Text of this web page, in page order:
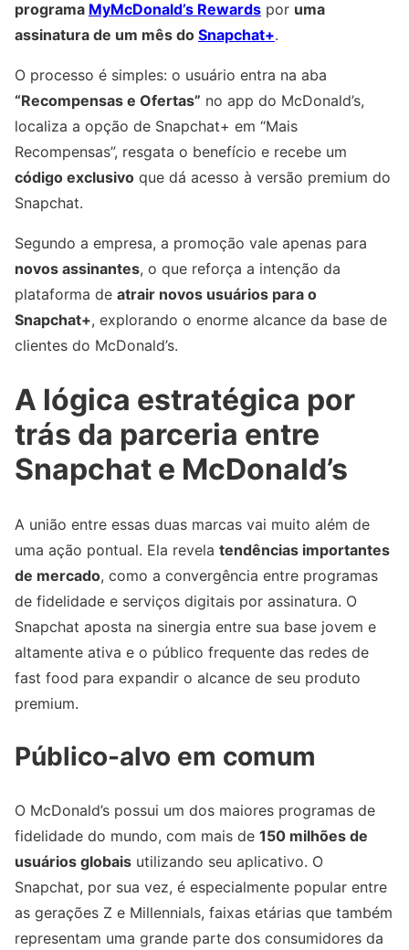
programa MyMcDonald’s Rewards por uma
assinatura de um mês do Snapchat+.
O processo é simples: o usuário entra na aba
“Recompensas e Ofertas” no app do McDonald’s,
localiza a opção de Snapchat+ em “Mais
Recompensas”, resgata o benefício e recebe um
código exclusivo que dá acesso à versão premium do
Snapchat.
Segundo a empresa, a promoção vale apenas para
novos assinantes, o que reforça a intenção da
plataforma de atrair novos usuários para o
Snapchat+, explorando o enorme alcance da base de
clientes do McDonald’s.
A lógica estratégica por
trás da parceria entre
Snapchat e McDonald’s
A união entre essas duas marcas vai muito além de
uma ação pontual. Ela revela tendências importantes
de mercado, como a convergência entre programas
de fidelidade e serviços digitais por assinatura. O
Snapchat aposta na sinergia entre sua base jovem e
altamente ativa e o público frequente das redes de
fast food para expandir o alcance de seu produto
premium.
Público-alvo em comum
O McDonald’s possui um dos maiores programas de
fidelidade do mundo, com mais de 150 milhões de
usuários globais utilizando seu aplicativo. O
Snapchat, por sua vez, é especialmente popular entre
as gerações Z e Millennials, faixas etárias que também
representam uma grande parte dos consumidores da